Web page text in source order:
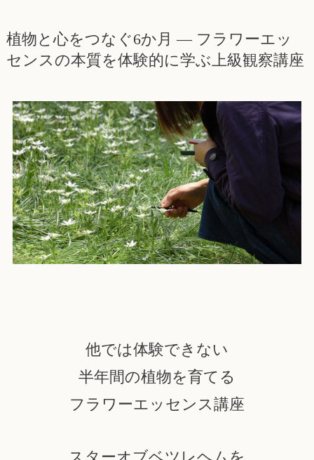
植物と心をつなぐ6か月 ― フラワーエッ
センスの本質を体験的に学ぶ上級観察講座
他では体験できない
半年間の植物を育てる
フラワーエッセンス講座